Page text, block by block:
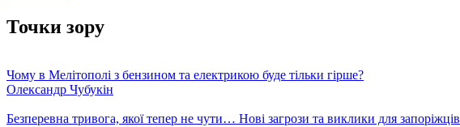
Точки зору
Чому в Мелітополі з бензином та електрикою буде тільки гірше?
Олександр Чубукін
Безперевна тривога, якої тепер не чути… Нові загрози та виклики для запоріжців